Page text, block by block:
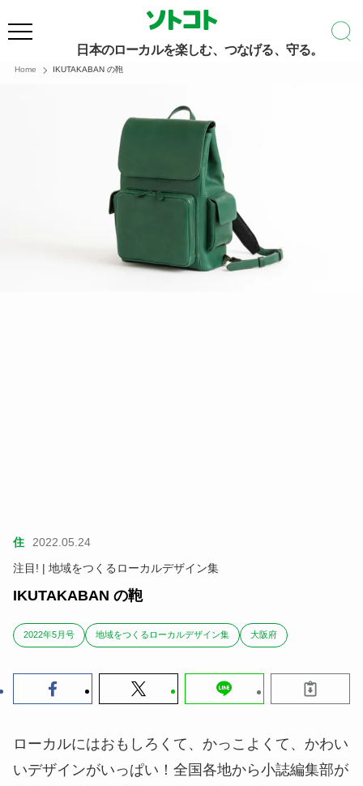
日本のローカルを楽しむ、つなげる、守る。
Home IKUTAKABAN の鞄
住
2022.05.24
注目! | 地域をつくるローカルデザイン集
IKUTAKABAN の鞄
2022年5月号 地域をつくるローカルデザイン集 大阪府
ローカルにはおもしろくて、かっこよくて、かわい
いデザインがいっぱい！全国各地から小誌編集部が